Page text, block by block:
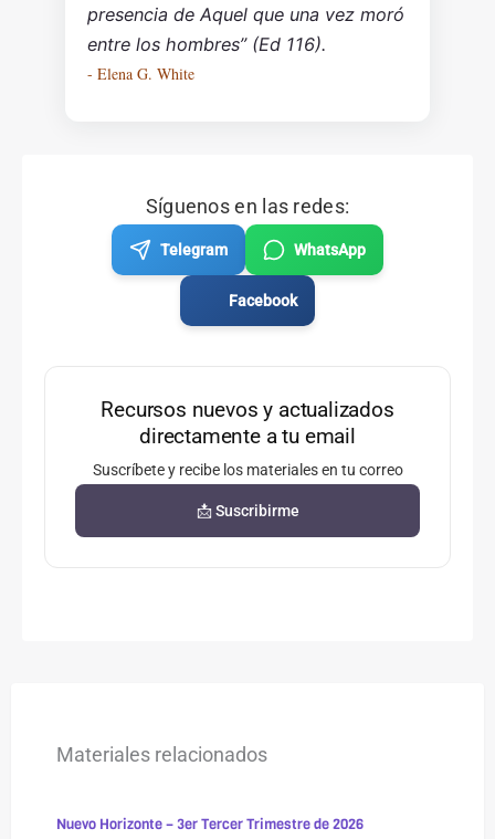
presencia de Aquel que una vez moró
entre los hombres” (Ed 116).
- Elena G. White
Síguenos en las redes:
Telegram WhatsApp
Facebook
Recursos nuevos y actualizados
directamente a tu email
Suscríbete y recibe los materiales en tu correo
📩 Suscribirme
Materiales relacionados
Nuevo Horizonte – 3er Tercer Trimestre de 2026